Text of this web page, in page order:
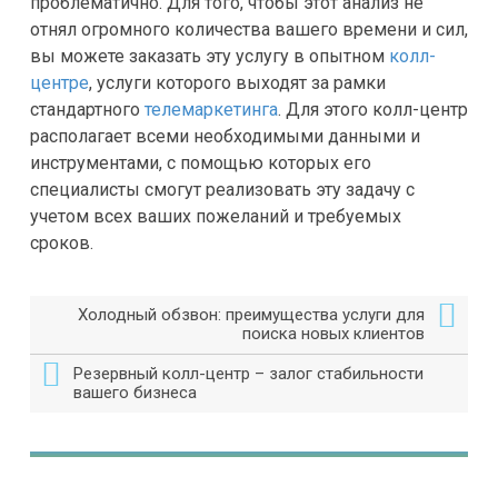
отнял огромного количества вашего времени и сил,
вы можете заказать эту услугу в опытном колл-
центре, услуги которого выходят за рамки
стандартного телемаркетинга. Для этого колл-центр
располагает всеми необходимыми данными и
инструментами, с помощью которых его
специалисты смогут реализовать эту задачу с
учетом всех ваших пожеланий и требуемых
сроков.
Холодный обзвон: преимущества услуги для
поиска новых клиентов
Резервный колл-центр – залог стабильности
вашего бизнеса